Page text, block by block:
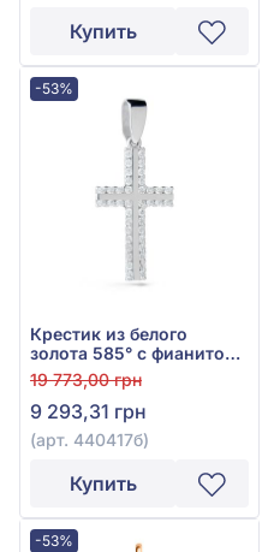
Купить
-53%
Крестик из белого
золота 585° с фианитом,
арт. 440417б
19 773,00 грн
9 293,31 грн
(арт. 440417б)
Купить
-53%